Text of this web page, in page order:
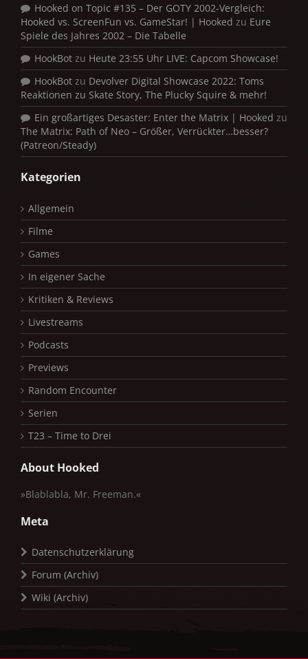
Hooked on Topic #135 – Der GOTY 2002-Vergleich:
Hooked vs. ScreenFun vs. GameStar! | Hooked zu Eure
Spiele des Jahres 2002 – Die Tabelle
HookBot zu Heute 23:55 Uhr LIVE: Capcom Showcase!
HookBot zu Devolver Digital Showcase 2022: Toms
Reaktionen zu Skate Story, The Plucky Squire & mehr!
Ein großartiges Desaster: Enter the Matrix | Hooked zu
The Matrix: Path of Neo – Größer, Verrückter…besser?
(Patreon/Steady)
Kategorien
Allgemein
Filme
Games
In eigener Sache
Kritiken & Reviews
Livestreams
Podcasts
Previews
Random Encounter
Serien
T23 – Time to Drei
About Hooked
»Blablabla, Mr. Freeman.«
Meta
Datenschutzerklärung
Forum (Archiv)
Wiki (Archiv)